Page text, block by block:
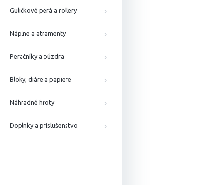
Guličkové perá a rollery
Náplne a atramenty
Peračníky a púzdra
Bloky, diáre a papiere
Náhradné hroty
Doplnky a príslušenstvo